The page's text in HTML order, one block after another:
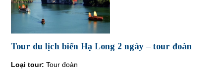
Tour du lịch biển Hạ Long 2 ngày – tour đoàn
Loại tour:Tour đoàn